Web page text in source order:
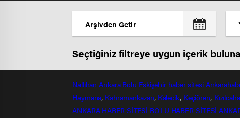
Seçtiğiniz filtreye uygun içerik
Nallıhan Ankara Bolu Eskişehir haber sitesi
Haymana, Kahramankazan, Kalecik, Keçiören,
ANKARA HABER SİTESİ BOLU HABER SİTESİ